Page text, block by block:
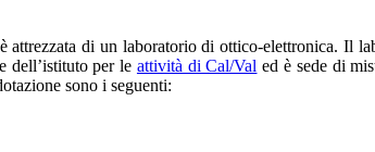
di un laboratorio di ottico-elettronica. Il
dell’istituto per le attività di Cal/Val ed è sede di
sono i seguenti: